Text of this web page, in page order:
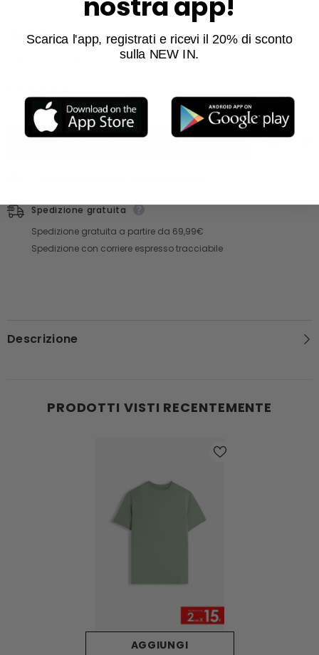
Quantità:
Spedizione gratuita
Spedizione gratuita a partire da 69,99€
Spedizione con corriere espresso tracciabile
Descrizione
PRODOTTI VISTI RECENTEMENTE
AGGIUNGI
Scarica l'app, registrati e ricevi il 20% di sconto
sulla NEW IN.